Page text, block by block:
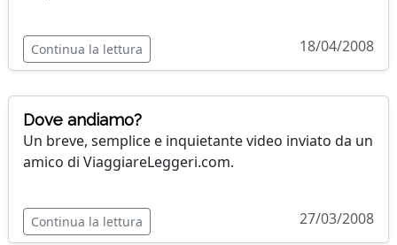
Continua la lettura 18/04/2008
Dove andiamo?
Un breve, semplice e inquietante video inviato da un
amico di ViaggiareLeggeri.com.
Continua la lettura 27/03/2008